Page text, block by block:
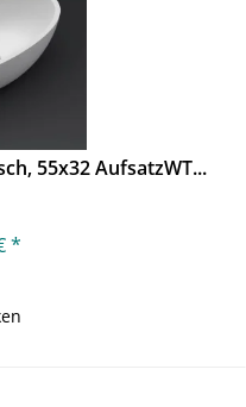
55x32 AufsatzWT...
*